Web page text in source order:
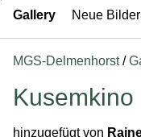
Gallery Neue Bilder
MGS-Delmenhorst/
Kusemkino
hinzugefügt von